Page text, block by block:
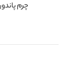
چرم